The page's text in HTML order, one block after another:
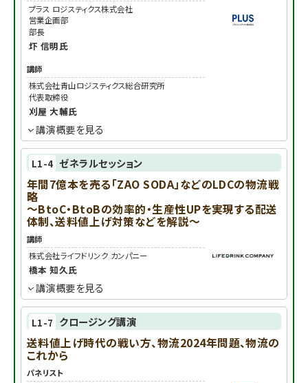
プラス ロジスティクス株式会社
営業企画部
部長
圷 信明氏
講師
株式会社青山ロジスティクス総合研究所
代表取締役
刈屋 大輔氏
講演概要を見る
L1-4 ゼネラルセッション
年間7億本を売る「ZAO SODA」などのLDCの物流戦
略
～BtoC・BtoBの効率的・生産性UPを実現する配送
体制、送料値上げ対策などを解説～
講師
株式会社ライフドリンク カンパニー
橋本 知久氏
講演概要を見る
L1-7 クロージング講演
送料値上げ時代の戦い方、物流2024年問題、物流の
これから
パネリスト